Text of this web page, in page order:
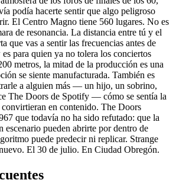
podía hacerte sentir que algo peligroso
El Centro Magno tiene 560 lugares. No es
de resonancia. La distancia entre tú y el
que vas a sentir las frecuencias antes de
para quien ya no tolera los conciertos
metros, la mitad de la producción es una
se siente manufacturada. También es
a alguien más — un hijo, un sobrino,
The Doors de Spotify — cómo se sentía la
convirtieran en contenido. The Doors
que todavía no ha sido refutado: que la
escenario pueden abrirte por dentro de
puede predecir ni replicar. Strange
El 30 de julio. En Ciudad Obregón.